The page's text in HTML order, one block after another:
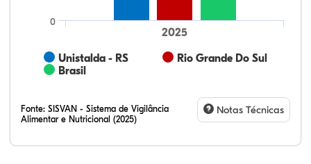
Unistalda - RS
Rio Grande Do Sul
Brasil
2025
0
Fonte: SISVAN - Sistema de Vigilância
Alimentar e Nutricional (2025)
Notas Técnicas